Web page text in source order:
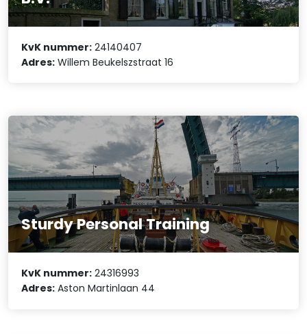
KvK nummer: 24140407
Adres: Willem Beukelszstraat 16
Sturdy Personal Training
KvK nummer: 24316993
Adres: Aston Martinlaan 44